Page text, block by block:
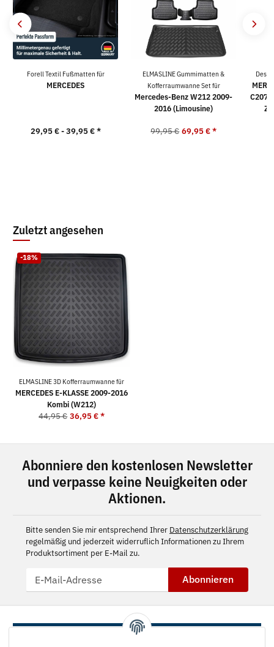
Forell Textil Fußmatten für
MERCEDES
29,95 € -39,95 €*
ELMASLINE Gummimatten &
Kofferraumwanne Set für
Mercedes-Benz W212 2009-
2016 (Limousine)
99,95 € 69,95 €*
C207/
Zuletzt angesehen
-18%
ELMASLINE 3D Kofferraumwanne für
MERCEDES E-KLASSE 2009-2016
Kombi (W212)
44,95 € 36,95 €*
Abonniere den kostenlosen Newsletter
und verpasse keine Neuigkeiten oder
Aktionen.
Bitte senden Sie mir entsprechend Ihrer Datenschutzerklärung
regelmäßig und jederzeit widerruflich Informationen zu Ihrem
Produktsortiment per E-Mail zu.
Abonnieren